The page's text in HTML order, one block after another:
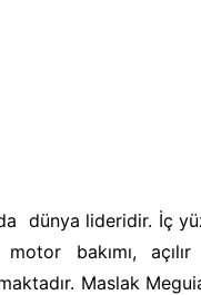
dünya lideridir. İç
bakımı,
Maslak